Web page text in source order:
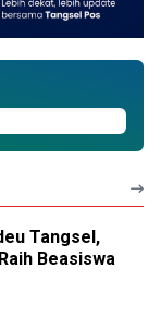
Tangsel,
Beasiswa